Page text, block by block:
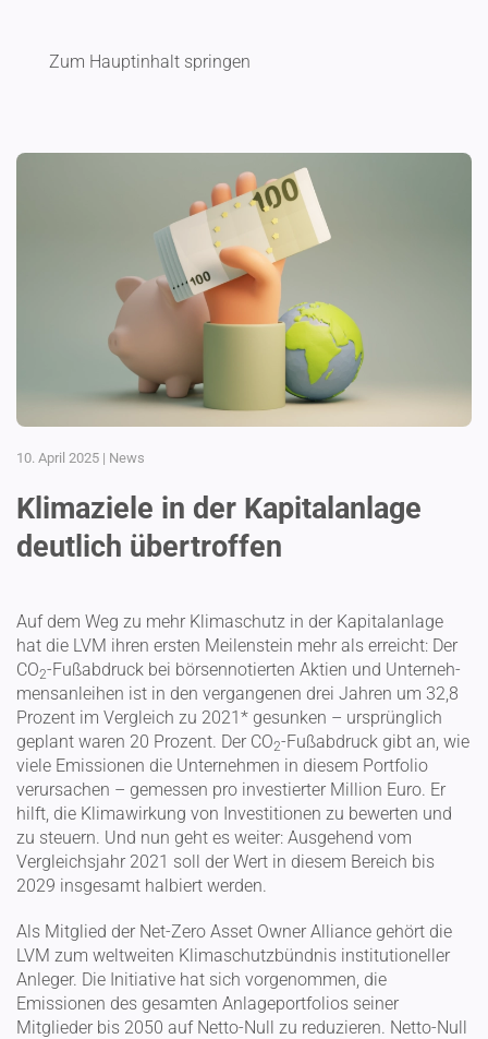
Zum Hauptinhalt springen
10. April 2025 | News
Klimaziele in der Kapitalanlage
deutlich übertroffen
Auf dem Weg zu mehr Klima­schutz in der Kapital­anlage
hat die LVM ihren ersten Meilen­stein mehr als erreicht: Der
CO2-Fußab­druck bei börsen­no­tierten Aktien und Unter­neh­
mens­an­leihen ist in den vergan­genen drei Jahren um 32,8
Prozent im Vergleich zu 2021* gesunken – ursprünglich
geplant waren 20 Prozent. Der CO2-Fußab­druck gibt an, wie
viele Emissionen die Unter­nehmen in diesem Portfolio
verur­sachen – gemessen pro inves­tierter Million Euro. Er
hilft, die Klima­wirkung von Inves­ti­tionen zu bewerten und
zu steuern. Und nun geht es weiter: Ausgehend vom
Vergleichsjahr 2021 soll der Wert in diesem Bereich bis
2029 insgesamt halbiert werden.
Als Mitglied der Net-Zero Asset Owner Alliance gehört die
LVM zum weltweiten Klima­schutz­bündnis insti­tu­tio­neller
Anleger. Die Initiative hat sich vorge­nommen, die
Emissionen des gesamten Anlage­port­folios seiner
Mitglieder bis 2050 auf Netto-Null zu reduzieren. Netto-Null